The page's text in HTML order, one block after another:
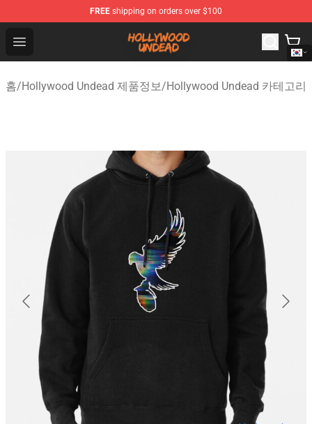
FREE shipping on orders over $100
Open menu
Hollywood Undead Shop - Official Hollywood Undead
홈/Hollywood Undead 제품정보/Hollywood Undead 카테고리